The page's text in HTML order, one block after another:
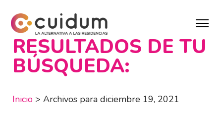
RESULTADOS DE TU
BÚSQUEDA:
Inicio > Archivos para diciembre 19, 2021